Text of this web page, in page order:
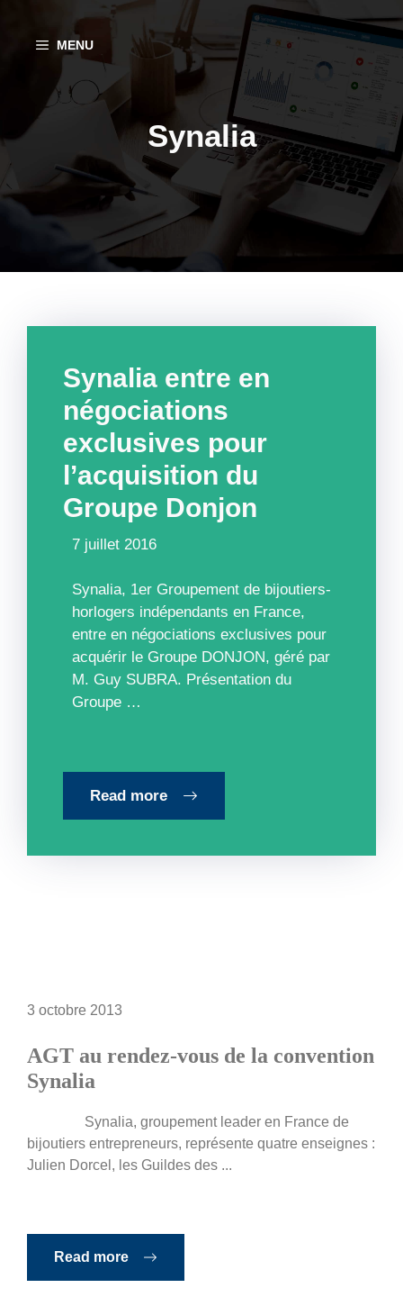
contenu
MENU
Synalia
Synalia entre en
négociations
exclusives pour
l’acquisition du
Groupe Donjon
7 juillet 2016
Synalia, 1er Groupement de bijoutiers-
horlogers indépendants en France,
entre en négociations exclusives pour
acquérir le Groupe DONJON, géré par
M. Guy SUBRA. Présentation du
Groupe …
Read more
3 octobre 2013
AGT au rendez-vous de la convention
Synalia
Synalia, groupement leader en France de
bijoutiers entrepreneurs, représente quatre enseignes :
Julien Dorcel, les Guildes des ...
Read more